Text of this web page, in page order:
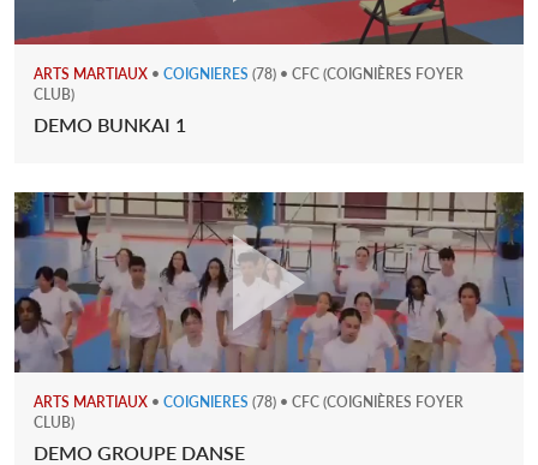
ARTS MARTIAUX • COIGNIERES (78) • CFC (COIGNIÈRES FOYER
CLUB)
DEMO BUNKAI 1
ARTS MARTIAUX • COIGNIERES (78) • CFC (COIGNIÈRES FOYER
CLUB)
DEMO GROUPE DANSE